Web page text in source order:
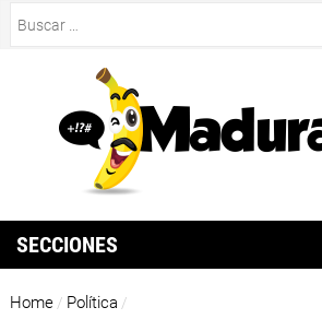
SECCIONES
Home / Política /